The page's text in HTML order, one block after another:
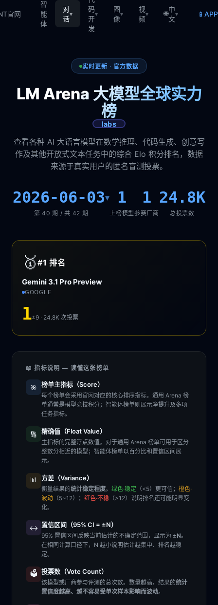
官网
智
能
体
对
话
▾
码
开
发
▾
图
像
▾
视
频
▾ 🌐
中
文
▾ 📱
实时更新 · 官方数据
LM Arena 大模型全球实力
榜
labs
查看各种 AI 大语言模型在数学推理、代码生成、创意写
作及其他开放式文本任务中的综合 Elo 积分排名，数据
来源于真实用户的匿名盲测投票。
2026-06-03▾
第 40 期 / 共 42 期
1
上榜模型
1
参赛厂商
24.8K
总投票数
🥇 #1排名
Gemini 3.1 Pro Preview
GOOGLE
1±9 · 24.8K次投票
📖 指标说明 — 读懂这张榜单
🎯 榜单主指标（Score）
每个榜单会采用官网对应的核心排序指标。通用 Arena 榜
单通常是模型竞技积分；智能体榜单则展示净提升及多项
任务指标。
🔢 精确值（Float Value）
主指标的完整浮点数值。对于通用 Arena 榜单可用于区分
整数分相近的模型；智能体榜单以百分比和置信区间展
示。
📊 方差（Variance）
衡量结果的统计稳定程度。 绿色·稳定 （<5）更可信； 橙色·
波动 （5~12）； 红色·不稳 （>12）说明排名还可能明显变
化。
↔️ 置信区间（95% CI = ±N）
95% 置信区间反映当前估计的不确定范围，显示为 ±N。
在相同计算口径下，N 越小说明估计越集中、排名越稳
定。
🗳️ 投票数（Vote Count）
该模型或厂商参与评测的总次数。数量越高，结果的统计
置信度越高、越不容易受单次样本影响而波动。